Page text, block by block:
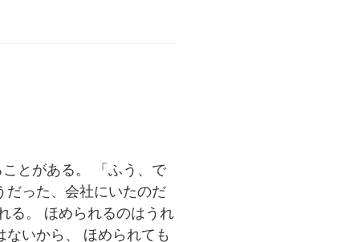
とがある。 「ふう、で
だった、会社にいたのだ
る。 ほめられるのはうれ
いから、 ほめられても